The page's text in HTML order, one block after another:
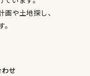
や土地探し、
せ